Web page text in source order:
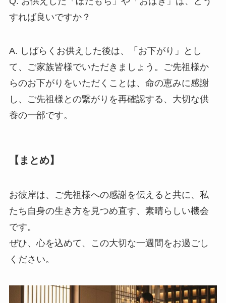
すれば良いですか？
A. しばらくお供えした後は、「お下がり」とし
て、ご家族皆様でいただきましょう。ご先祖様か
らのお下がりをいただくことは、命の恵みに感謝
し、ご先祖様との繋がりを再確認する、大切な供
養の一部です。
【まとめ】
お彼岸は、ご先祖様への感謝を伝えると共に、私
たち自身の生き方を見つめ直す、素晴らしい機会
です。
ぜひ、心を込めて、この大切な一週間をお過ごし
ください。